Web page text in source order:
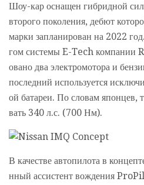
Шоу-кар оснащен гибридной
второго поколения, дебют
марки запланирован на 2022
гом системы E-Tech компании
овано два электромотора и
последний используется
ой батареи. По словам японцев,
вать 340 л.с. (700 Нм).
В качестве автопилота в
нный ассистент вождения